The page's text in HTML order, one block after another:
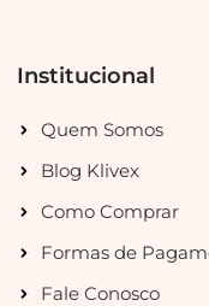
Institucional
Quem Somos
Blog Klivex
Como Comprar
Formas de
Fale Conosco